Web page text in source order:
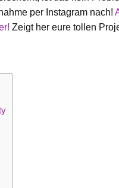
per Instagram nach!
Zeigt her eure tollen